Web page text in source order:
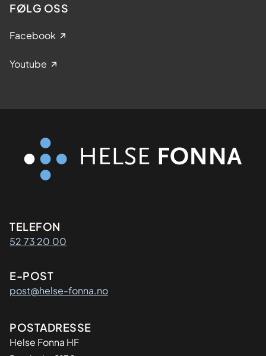
FØLG OSS
Facebook
Youtube
Kontaktinformasjon
TELEFON
52 73 20 00
E-POST
post@helse-fonna.no
Adresse
POSTADRESSE
​Helse Fonna HF